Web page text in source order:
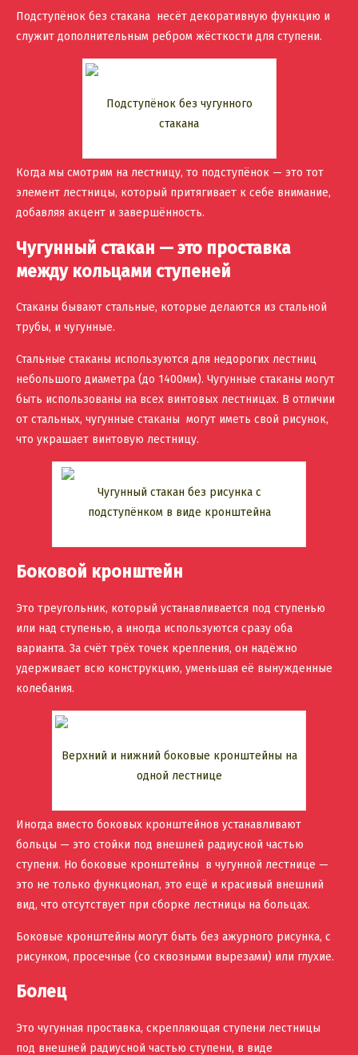
Подступёнок без стакана несёт декоративную функцию и
служит дополнительным ребром жёсткости для ступени.
Подступёнок без чугунного
стакана
Когда мы смотрим на лестницу, то подступёнок — это тот
элемент лестницы, который притягивает к себе внимание,
добавляя акцент и завершённость.
Чугунный стакан — это проставка
между кольцами ступеней
Стаканы бывают стальные, которые делаются из стальной
трубы, и чугунные.
Стальные стаканы используются для недорогих лестниц
небольшого диаметра (до 1400мм). Чугунные стаканы могут
быть использованы на всех винтовых лестницах. В отличии
от стальных, чугунные стаканы могут иметь свой рисунок,
что украшает винтовую лестницу.
Чугунный стакан без рисунка с
подступёнком в виде кронштейна
Боковой кронштейн
Это треугольник, который устанавливается под ступенью
или над ступенью, а иногда используются сразу оба
варианта. За счёт трёх точек крепления, он надёжно
удерживает всю конструкцию, уменьшая её вынужденные
колебания.
Верхний и нижний боковые кронштейны на
одной лестнице
Иногда вместо боковых кронштейнов устанавливают
больцы — это стойки под внешней радиусной частью
ступени. Но боковые кронштейны в чугунной лестнице —
это не только функционал, это ещё и красивый внешний
вид, что отсутствует при сборке лестницы на больцах.
Боковые кронштейны могут быть без ажурного рисунка, с
рисунком, просечные (со сквозными вырезами) или глухие.
Болец
Это чугунная проставка, скрепляющая ступени лестницы
под внешней радиусной частью ступени, в виде